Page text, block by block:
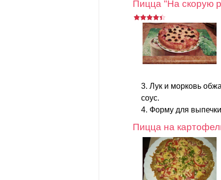
Пицца "На скорую
3. Лук и морковь
соус.
4. Форму для
Пицца на